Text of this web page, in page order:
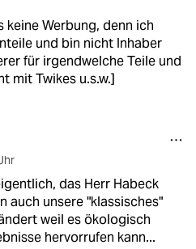
keine Werbung, denn ich
und bin nicht Inhaber
für irgendwelche Teile und
mit Twikes u.s.w.]
das Herr Habeck
auch unsere "klassisches"
weil es ökologisch
hervorrufen kann...